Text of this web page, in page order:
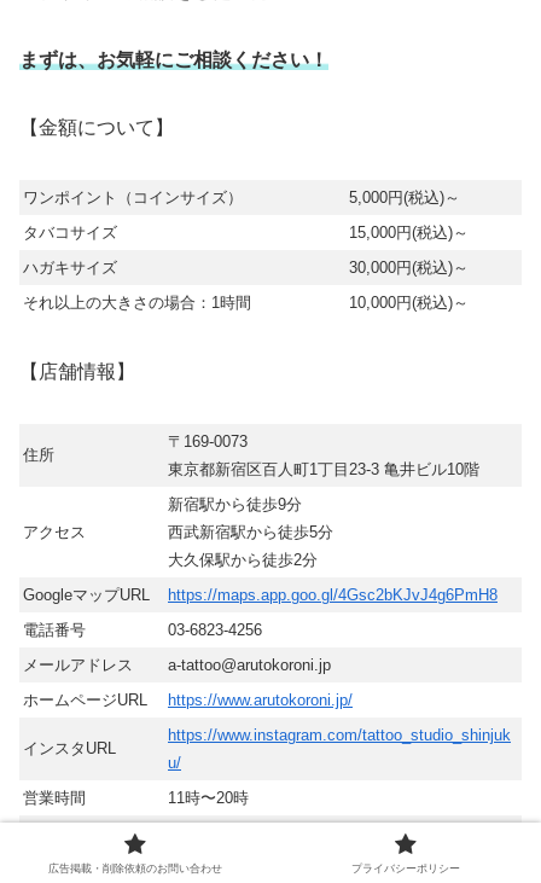
まずは、お気軽にご相談ください！
【金額について】
ワンポイント（コインサイズ）
5,000円(税込)～
タバコサイズ
15,000円(税込)～
ハガキサイズ
30,000円(税込)～
それ以上の大きさの場合：1時間
10,000円(税込)～
【店舗情報】
住所
〒169-0073
東京都新宿区百人町1丁目23-3 亀井ビル10階
アクセス
新宿駅から徒歩9分
西武新宿駅から徒歩5分
大久保駅から徒歩2分
GoogleマップURL
https://maps.app.goo.gl/4Gsc2bKJvJ4g6PmH8
電話番号
03-6823-4256
メールアドレス
a-tattoo@arutokoroni.jp
ホームページURL
https://www.arutokoroni.jp/
インスタURL
https://www.instagram.com/tattoo_studio_shinjuk
u/
営業時間
11時〜20時
予約・問い合わせ
広告掲載・削除依頼のお問い合わせ プライバシーポリシー